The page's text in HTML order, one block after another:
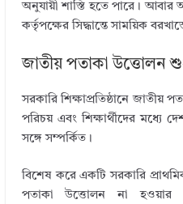
অনুযায়ী শাস্তি হতে পারে। আবার
কর্তৃপক্ষের সিদ্ধান্তে সাময়িক
জাতীয় পতাকা উত্তোলন
সরকারি শিক্ষাপ্রতিষ্ঠানে জাতীয়
পরিচয় এবং শিক্ষার্থীদের মধ্যে
সঙ্গে সম্পর্কিত।
বিশেষ করে একটি সরকারি
পতাকা উত্তোলন না হওয়ার